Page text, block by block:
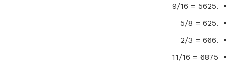
.5625 = 9/16
.625 = 5/8
.666 = 2/3
6875 = 11/16